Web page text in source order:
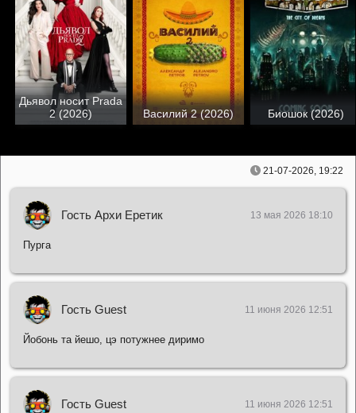
Дьявол носит Prada
2 (2026)
Василий 2 (2026) Биошок (2026)
21-07-2026, 19:22
Гость Архи Еретик 13 мая 2026 18:10
Пурга
Гость Guest 11 июня 2026 12:51
Йобонь та йешо, цэ потужнее диримо
Гость Guest 11 июня 2026 12:51